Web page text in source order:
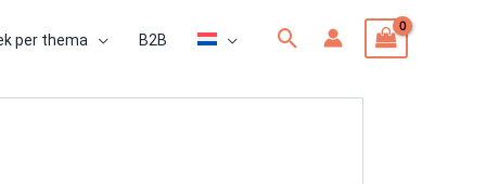
per thema B2B Zoeken